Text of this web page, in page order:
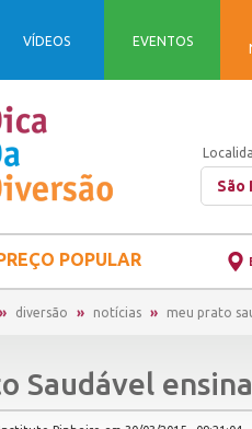
VÍDEOS EVENTOS
São
POPULAR
diversão notícias meu prato
Saudável